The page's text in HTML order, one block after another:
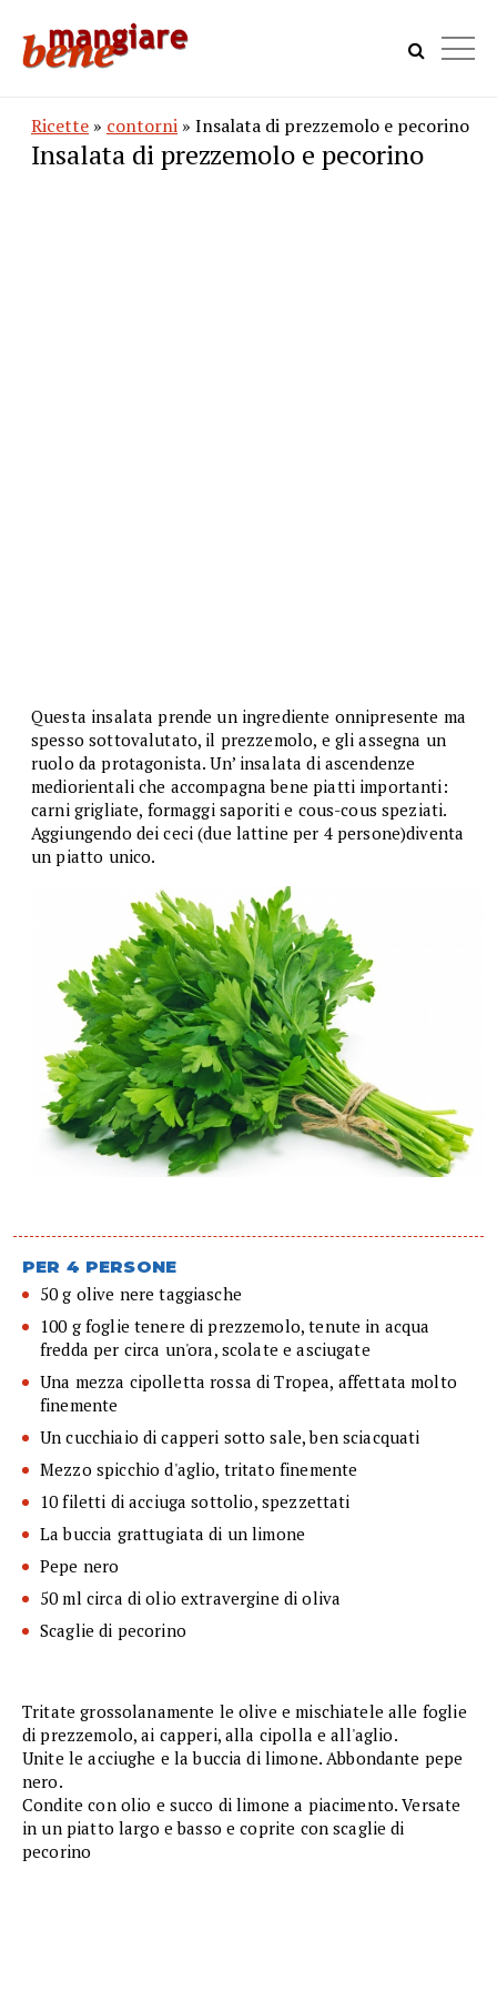
Ricette » contorni » Insalata di prezzemolo e pecorino
Insalata di prezzemolo e pecorino
Questa insalata prende un ingrediente onnipresente ma
spesso sottovalutato, il prezzemolo, e gli assegna un
ruolo da protagonista. Un’ insalata di ascendenze
mediorientali che accompagna bene piatti importanti:
carni grigliate, formaggi saporiti e cous-cous speziati.
Aggiungendo dei ceci (due lattine per 4 persone)diventa
un piatto unico.
PER 4 PERSONE
50 g olive nere taggiasche
100 g foglie tenere di prezzemolo, tenute in acqua
fredda per circa un'ora, scolate e asciugate
Una mezza cipolletta rossa di Tropea, affettata molto
finemente
Un cucchiaio di capperi sotto sale, ben sciacquati
Mezzo spicchio d'aglio, tritato finemente
10 filetti di acciuga sottolio, spezzettati
La buccia grattugiata di un limone
Pepe nero
50 ml circa di olio extravergine di oliva
Scaglie di pecorino
Tritate grossolanamente le olive e mischiatele alle foglie
di prezzemolo, ai capperi, alla cipolla e all'aglio.
Unite le acciughe e la buccia di limone. Abbondante pepe
nero.
Condite con olio e succo di limone a piacimento. Versate
in un piatto largo e basso e coprite con scaglie di
pecorino